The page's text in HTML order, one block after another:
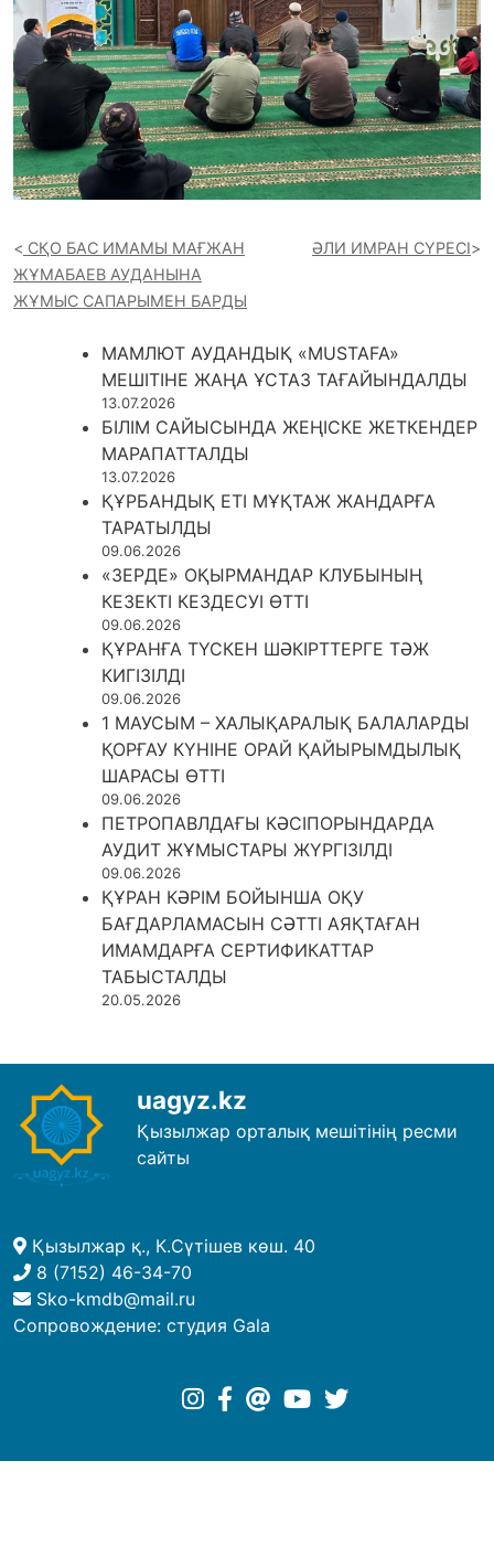
СҚО БАС ИМАМЫ МАҒЖАН
ЖҰМАБАЕВ АУДАНЫНА
ЖҰМЫС САПАРЫМЕН БАРДЫ
ӘЛИ ИМРАН СҮРЕСІ
МАМЛЮТ АУДАНДЫҚ «MUSTAFA»
МЕШІТІНЕ ЖАҢА ҰСТАЗ ТАҒАЙЫНДАЛДЫ
13.07.2026
БІЛІМ САЙЫСЫНДА ЖЕҢІСКЕ ЖЕТКЕНДЕР
МАРАПАТТАЛДЫ
13.07.2026
ҚҰРБАНДЫҚ ЕТІ МҰҚТАЖ ЖАНДАРҒА
ТАРАТЫЛДЫ
09.06.2026
«ЗЕРДЕ» ОҚЫРМАНДАР КЛУБЫНЫҢ
КЕЗЕКТІ КЕЗДЕСУІ ӨТТІ
09.06.2026
ҚҰРАНҒА ТҮСКЕН ШӘКІРТТЕРГЕ ТӘЖ
КИГІЗІЛДІ
09.06.2026
1 МАУСЫМ – ХАЛЫҚАРАЛЫҚ БАЛАЛАРДЫ
ҚОРҒАУ КҮНІНЕ ОРАЙ ҚАЙЫРЫМДЫЛЫҚ
ШАРАСЫ ӨТТІ
09.06.2026
ПЕТРОПАВЛДАҒЫ КӘСІПОРЫНДАРДА
АУДИТ ЖҰМЫСТАРЫ ЖҮРГІЗІЛДІ
09.06.2026
ҚҰРАН КӘРІМ БОЙЫНША ОҚУ
БАҒДАРЛАМАСЫН СӘТТІ АЯҚТАҒАН
ИМАМДАРҒА СЕРТИФИКАТТАР
ТАБЫСТАЛДЫ
20.05.2026
uagyz.kz
Қызылжар орталық мешітінің ресми
сайты
Қызылжар қ., К.Сүтішев көш. 40
8 (7152) 46-34-70
Sko-kmdb@mail.ru
Сопровождение: студия Gala